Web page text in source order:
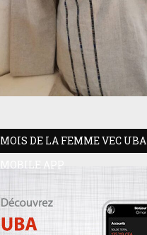
MOIS DE LA FEMME VEC UBA
MOBILE APP